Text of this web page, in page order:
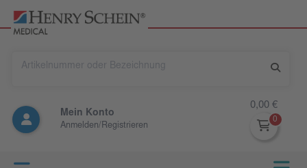
Mein Konto
Anmelden/Registrieren
0,00 €